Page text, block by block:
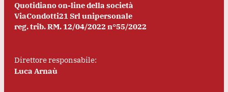
Quotidiano on-line della società
ViaCondotti21 Srl unipersonale
reg. trib. RM. 12/04/2022 n°55/2022
Direttore responsabile:
Luca Arnaù